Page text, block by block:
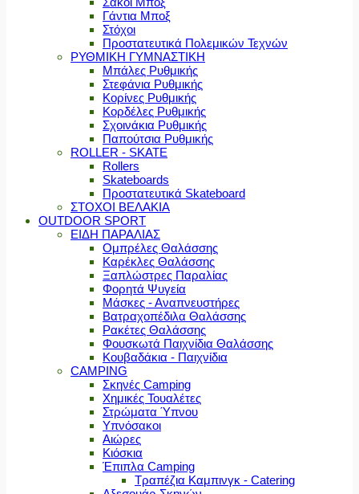
Γάντια Μποξ
Στόχοι
Προστατευτικά Πολεμικών Τεχνών
ΡΥΘΜΙΚΗ ΓΥΜΝΑΣΤΙΚΗ
Μπάλες Ρυθμικής
Στεφάνια Ρυθμικής
Κορίνες Ρυθμικής
Κορδέλες Ρυθμικής
Σχοινάκια Ρυθμικής
Παπούτσια Ρυθμικής
ROLLER - SKATE
Rollers
Skateboards
Προστατευτικά Skateboard
ΣΤΟΧΟΙ ΒΕΛΑΚΙΑ
OUTDOOR SPORT
ΕΙΔΗ ΠΑΡΑΛΙΑΣ
Ομπρέλες Θαλάσσης
Καρέκλες Θαλάσσης
Ξαπλώστρες Παραλίας
Φορητά Ψυγεία
Μάσκες - Αναπνευστήρες
Βατραχοπέδιλα Θαλάσσης
Ρακέτες Θαλάσσης
Φουσκωτά Παιχνίδια Θαλάσσης
Κουβαδάκια - Παιχνίδια
CAMPING
Σκηνές Camping
Χημικές Τουαλέτες
Στρώματα Ύπνου
Υπνόσακοι
Αιώρες
Κιόσκια
Έπιπλα Camping
Τραπέζια Καμπινγκ - Catering